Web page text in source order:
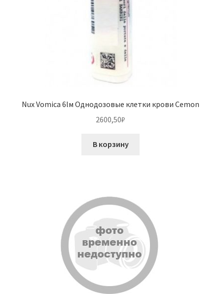
Nux Vomica 6lм Однодозовые клетки крови Cemon
2600,50₽
В корзину